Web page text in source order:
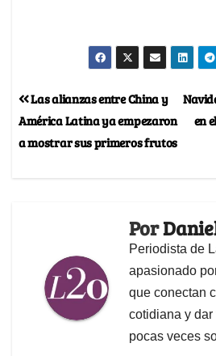
en
Las alianzas entre China y
América Latina ya empezaron
a mostrar sus primeros frutos
Por
Periodista de
apasionado
que conectan
cotidiana y
pocas veces